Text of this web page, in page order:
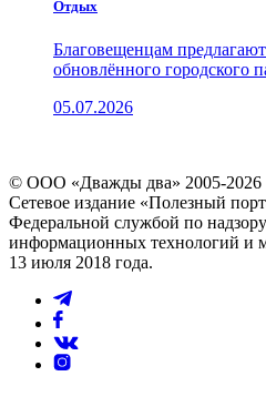
Отдых
Благовещенцам
обновлённого городского
05.07.2026
© ООО «Дважды два» 2005-2026
Сетевое издание «Полезный
Федеральной службой по
информационных технологий и
13 июля 2018 года.